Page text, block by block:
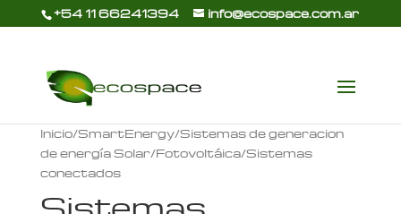
+54 11 66241394 info@ecospace.com.ar
Inicio/SmartEnergy/Sistemas de generacion
de energía Solar/Fotovoltáica/ Sistemas
conectados